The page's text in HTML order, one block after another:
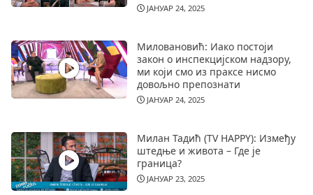
ЈАНУАР 24, 2025
Миловановић: Иако постоји
закон о инспекцијском надзору,
ми који смо из праксе нисмо
довољно препознати
ЈАНУАР 24, 2025
Милан Тадић (TV HAPPY): Између
штедње и живота – Где је
граница?
ЈАНУАР 23, 2025